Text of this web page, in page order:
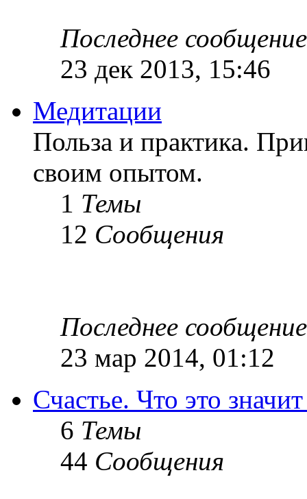
Последнее сообщение
23 дек 2013, 15:46
Медитации
Польза и практика.
своим опытом.
1 Темы
12 Сообщения
Последнее сообщение
23 мар 2014, 01:12
Счастье. Что это
6 Темы
44 Сообщения